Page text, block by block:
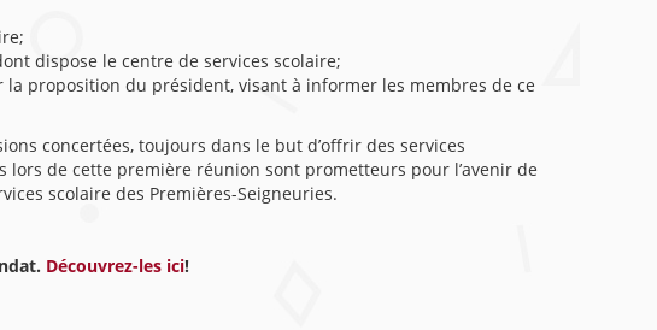
dispose le centre de services scolaire;
proposition du président, visant à informer les membres de ce
concertées, toujours dans le but d’offrir des services
de cette première réunion sont prometteurs pour l’avenir de
scolaire des Premières-Seigneuries.
Découvrez-les ici!